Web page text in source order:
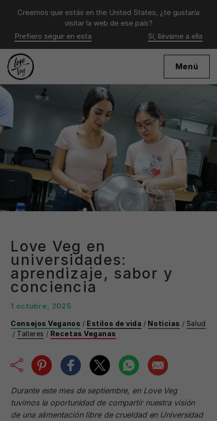
Creemos que estás en the United States, ¿te gustaría
visitar la web de ese país?
Prefiero seguir en esta
Sí, llévame a ella
Menú
Love Veg en
universidades:
aprendizaje, sabor y
conciencia
1 octubre, 2025
Consejos Veganos / Estilos de vida / Noticias / Salud
/ Talleres / Recetas Veganas
Durante este mes de septiembre, en Love Veg
tuvimos la oportunidad de compartir nuestra visión
de una alimentación libre de crueldad en Universidad